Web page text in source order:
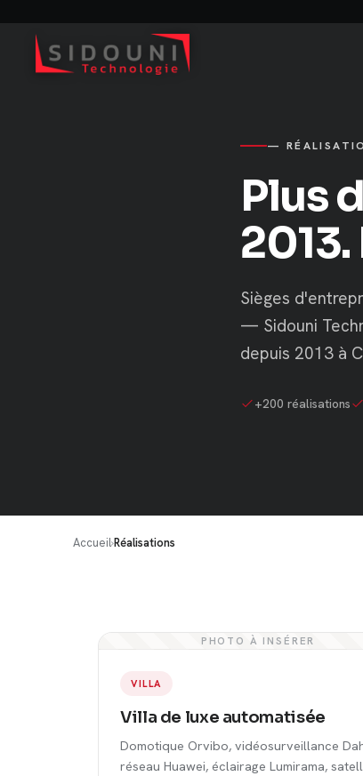
—
Plus
Sièges
— Sidouni
depuis 2013 à
+200 réalisations
Accueil›Réalisations
PHOTO À INSÉRER
VILLA
Villa de luxe automatisée
Domotique Orvibo, vidéosurveillance
réseau Huawei, éclairage Lumirama,